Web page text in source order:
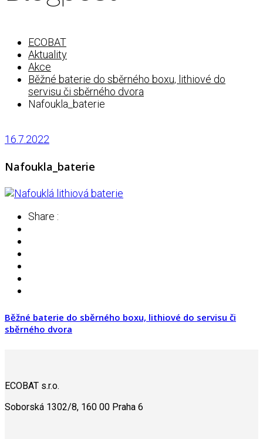
ECOBAT
Aktuality
Akce
Běžné baterie do sběrného boxu, lithiové do
servisu či sběrného dvora
Nafoukla_baterie
16.7.2022
Nafoukla_baterie
Share :
Běžné baterie do sběrného boxu, lithiové do servisu či
sběrného dvora
ECOBAT s.r.o.
Soborská 1302/8, 160 00 Praha 6